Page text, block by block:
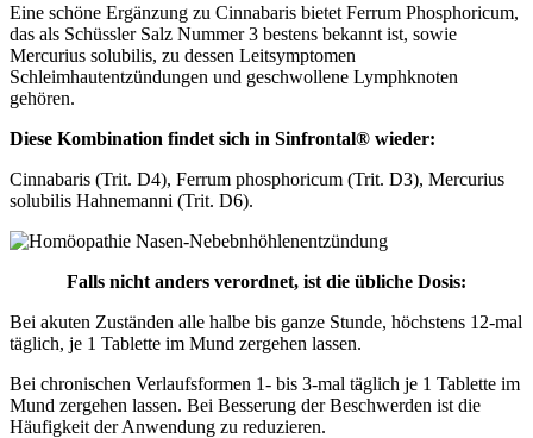
Eine schöne Ergänzung zu Cinnabaris bietet Ferrum Phosphoricum,
das als Schüssler Salz Nummer 3 bestens bekannt ist, sowie
Mercurius solubilis, zu dessen Leitsymptomen
Schleimhautentzündungen und geschwollene Lymphknoten
gehören.
Diese Kombination findet sich in Sinfrontal® wieder:
Cinnabaris (Trit. D4), Ferrum phosphoricum (Trit. D3), Mercurius
solubilis Hahnemanni (Trit. D6).
Falls nicht anders verordnet, ist die übliche Dosis:
Bei akuten Zuständen alle halbe bis ganze Stunde, höchstens 12-mal
täglich, je 1 Tablette im Mund zergehen lassen.
Bei chronischen Verlaufsformen 1- bis 3-mal täglich je 1 Tablette im
Mund zergehen lassen. Bei Besserung der Beschwerden ist die
Häufigkeit der Anwendung zu reduzieren.